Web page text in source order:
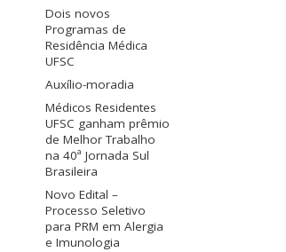
Dois novos
Programas de
Residência Médica
UFSC
Auxílio-moradia
Médicos Residentes
UFSC ganham prêmio
de Melhor Trabalho
na 40ª Jornada Sul
Brasileira
Novo Edital –
Processo Seletivo
para PRM em Alergia
e Imunologia